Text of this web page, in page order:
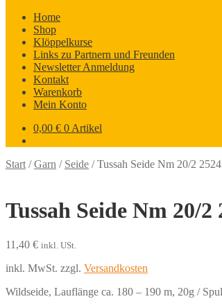
Home
Shop
Klöppelkurse
Links zu Partnern und Freunden
Newsletter Anmeldung
Kontakt
Warenkorb
Mein Konto
0,00 € 0 Artikel
Start /Garn / Seide /Tussah Seide Nm 20/2 2524
Tussah Seide Nm 20/2
11,40 € inkl. USt.
inkl. MwSt. zzgl. Versandkosten
Wildseide, Lauflänge ca. 180 – 190 m, 20g /